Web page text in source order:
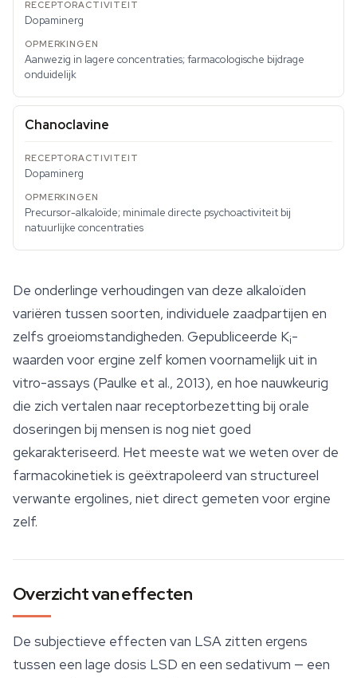
Dopaminerg
Aanwezig in lagere concentraties; farmacologische bijdrage
onduidelijk
Chanoclavine
Dopaminerg
Precursor-alkaloïde; minimale directe psychoactiviteit bij
natuurlijke concentraties
De onderlinge verhoudingen van deze alkaloïden
variëren tussen soorten, individuele zaadpartijen en
zelfs groeiomstandigheden. Gepubliceerde Ki-
waarden voor ergine zelf komen voornamelijk uit in
vitro-assays (Paulke et al., 2013), en hoe nauwkeurig
die zich vertalen naar receptorbezetting bij orale
doseringen bij mensen is nog niet goed
gekarakteriseerd. Het meeste wat we weten over de
farmacokinetiek is geëxtrapoleerd van structureel
verwante ergolines, niet direct gemeten voor ergine
zelf.
Overzicht van effecten
De subjectieve effecten van LSA zitten ergens
tussen een lage dosis LSD en een sedativum — een